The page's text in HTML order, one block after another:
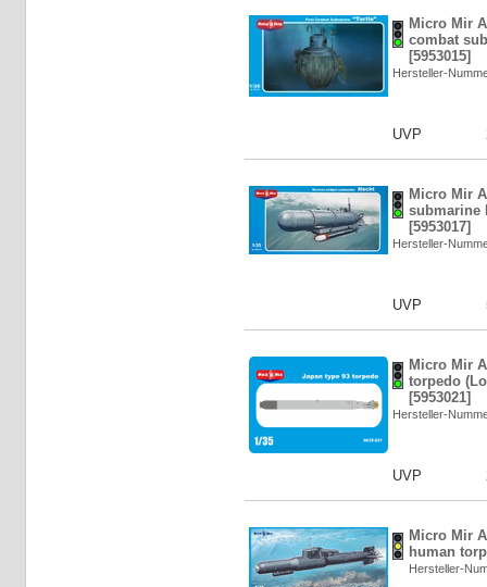
Micro Mir
combat
[5953015]
Hersteller-
UVP
Micro Mir
submarine
[5953017]
Hersteller-
UVP
Micro Mir
torpedo
[5953021]
Hersteller-
UVP
Micro Mir
human
Hersteller-